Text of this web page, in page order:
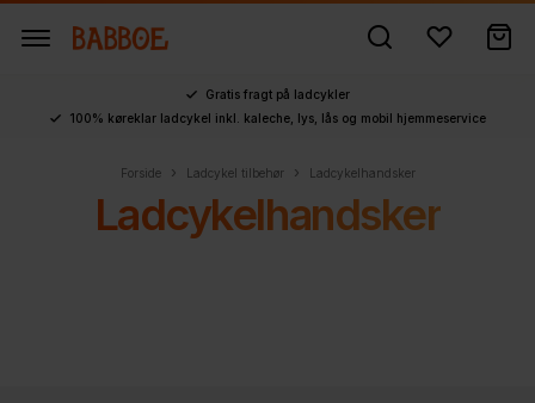
Gratis fragt på ladcykler
100% køreklar ladcykel inkl. kaleche, lys, lås og mobil hjemmeservice
Forside › Ladcykel tilbehør › Ladcykelhandsker
Ladcykelhandsker